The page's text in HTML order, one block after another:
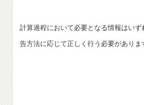
計算過程において必要となる情報はい
告方法に応じて正しく行う必要がありま